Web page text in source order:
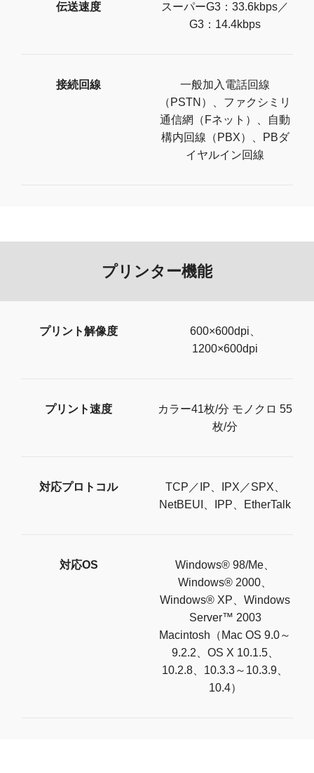
伝送速度
スーパーG3：33.6kbps／
G3：14.4kbps
接続回線
一般加入電話回線
（PSTN）、ファクシミリ
通信網（Fネット）、自動
構内回線（PBX）、PBダ
イヤルイン回線
プリンター機能
プリント解像度
600×600dpi、
1200×600dpi
プリント速度
カラー41枚/分 モノクロ 55
枚/分
対応プロトコル
TCP／IP、IPX／SPX、
NetBEUI、IPP、EtherTalk
対応OS
Windows® 98/Me、
Windows® 2000、
Windows® XP、Windows
Server™ 2003
Macintosh（Mac OS 9.0～
9.2.2、OS X 10.1.5、
10.2.8、10.3.3～10.3.9、
10.4）